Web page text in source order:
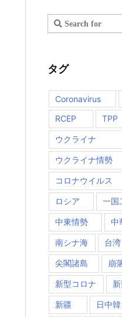
タグ
Coronavirus
RCEP
TPP
ウクライナ
ウクライナ情勢
コロナウイルス
ロシア 一国
中東情勢 中
南シナ海 台湾
尖閣諸島 崩
新型コロナ
新疆 日中